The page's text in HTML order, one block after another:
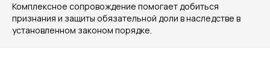
Комплексное сопровождение помогает добиться
признания и защиты обязательной доли в наследстве в
установленном законом порядке.